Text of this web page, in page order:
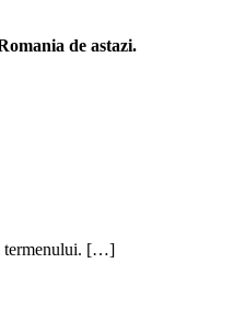
de astazi.
termenului. […]